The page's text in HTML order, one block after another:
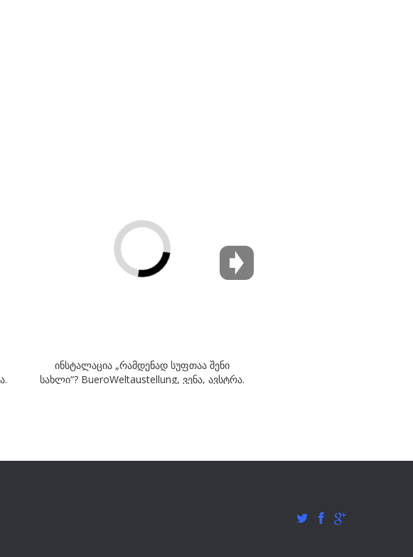
ინსტალაცია „რამდენად სუფთაა შენი
სახლი“? BueroWeltaustellung, ვენა, ავსტრა.